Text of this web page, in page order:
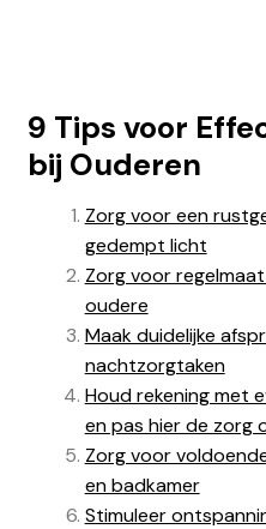
9 Tips voor
bij Ouderen
Zorg voor een
gedempt licht
Zorg voor
oudere
Maak duidelijke
nachtzorgtaken
Houd rekening met
en pas hier de zorg
Zorg voor
en badkamer
Stimuleer